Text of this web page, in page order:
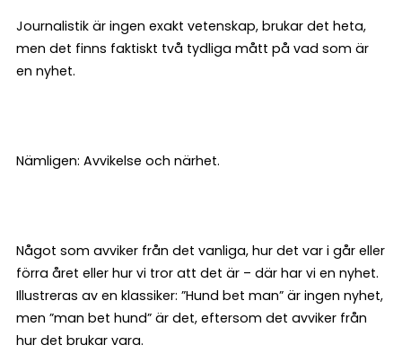
Journalistik är ingen exakt vetenskap, brukar det heta,
men det finns faktiskt två tydliga mått på vad som är
en nyhet.
Nämligen: Avvikelse och närhet.
Något som avviker från det vanliga, hur det var i går eller
förra året eller hur vi tror att det är – där har vi en nyhet.
Illustreras av en klassiker: ”Hund bet man” är ingen nyhet,
men ”man bet hund” är det, eftersom det avviker från
hur det brukar vara.